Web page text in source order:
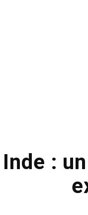
Inde :